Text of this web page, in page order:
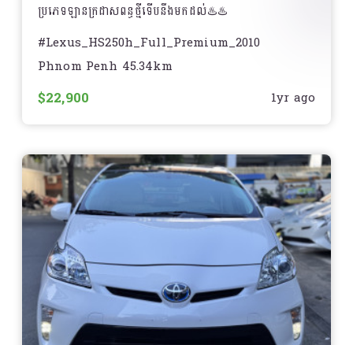
- HUD
- Sensor 12គ្រាប់
- Blind spot
- Auto break
- Auto high beam
- Auto rain wiper
- Heat seat
- Sunroof
- Pre-collision system
ប្រភេទឡានក្រដាសពន្ធថ្មីទើបនឹងមកដល់♨️♨️
#Lexus_HS250h_Full_Premium_2010
- Price : $22,### ( ចរចារ )
- Year : 2010
- Color : Blue
- Interior: Tan ក្នុងលឿង⭐️
?‍♂️ ធានាអត់បុក ដូរពណ៌ លិចទឹក កាត់ត ធ្វើខ្ចៅ
✔️ ឃ្មុំហ្សុិន ធានាម៉ាសុីន ប្រអប់លេខ អាគុយ ABS១ខែ
? ប្រេងម៉ាស៊ីន+ប្រេងប្រអប់លេខ+ប្រេងហ្វ្រាំង១ឈុត
________//_________
Phnom Penh 45.34km
$22,900 1yr ago